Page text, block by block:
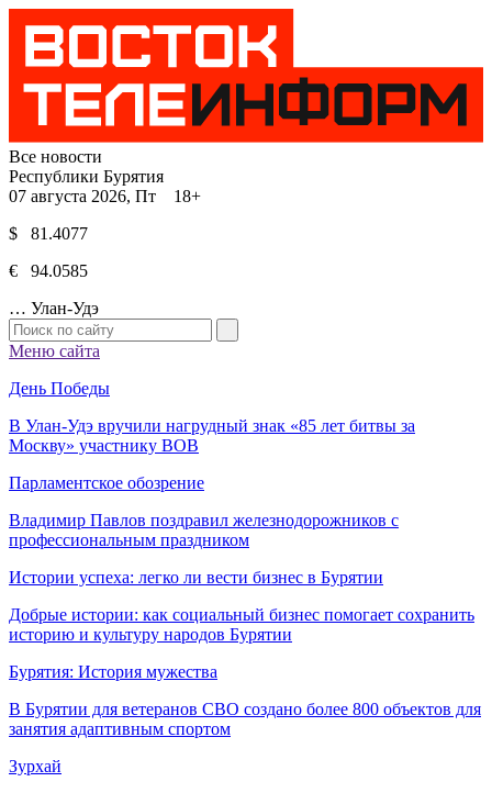
Все новости
Республики Бурятия
07 августа 2026, Пт 18+
$ 81.4077
€ 94.0585
… Улан-Удэ
Меню сайта
День Победы
В Улан-Удэ вручили нагрудный знак «85 лет битвы за
Москву» участнику ВОВ
Парламентское обозрение
Владимир Павлов поздравил железнодорожников с
профессиональным праздником
Истории успеха: легко ли вести бизнес в Бурятии
Добрые истории: как социальный бизнес помогает сохранить
историю и культуру народов Бурятии
Бурятия: История мужества
В Бурятии для ветеранов СВО создано более 800 объектов для
занятия адаптивным спортом
Зурхай